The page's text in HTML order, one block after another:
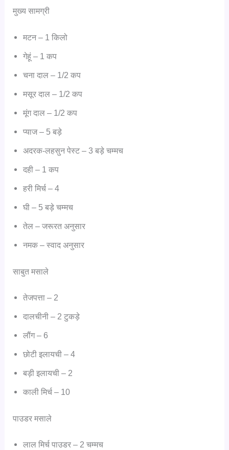
मुख्य सामग्री
मटन – 1 किलो
गेहूं – 1 कप
चना दाल – 1/2 कप
मसूर दाल – 1/2 कप
मूंग दाल – 1/2 कप
प्याज – 5 बड़े
अदरक-लहसुन पेस्ट – 3 बड़े चम्मच
दही – 1 कप
हरी मिर्च – 4
घी – 5 बड़े चम्मच
तेल – जरूरत अनुसार
नमक – स्वाद अनुसार
साबुत मसाले
तेजपत्ता – 2
दालचीनी – 2 टुकड़े
लौंग – 6
छोटी इलायची – 4
बड़ी इलायची – 2
काली मिर्च – 10
पाउडर मसाले
लाल मिर्च पाउडर – 2 चम्मच